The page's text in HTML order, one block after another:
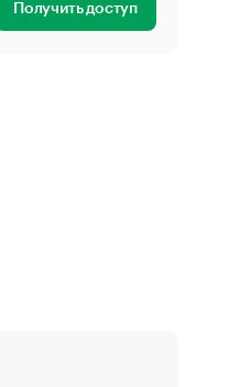
Получить доступ